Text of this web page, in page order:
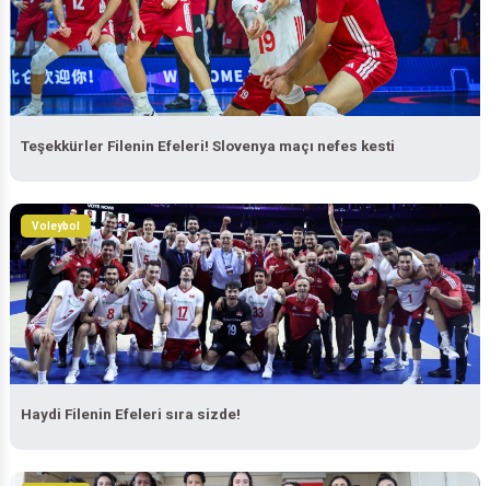
Teşekkürler Filenin Efeleri! Slovenya maçı nefes kesti
Voleybol
Haydi Filenin Efeleri sıra sizde!